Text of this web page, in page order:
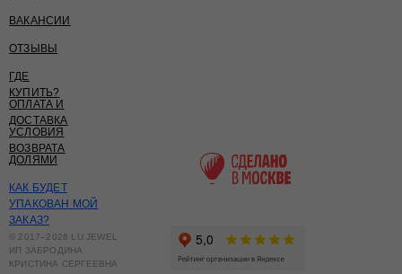
© 2017–2026 LU JEWEL
ИП ЗАБРОДИНА
КРИСТИНА СЕРГЕЕВНА
ОПЛАТА И
ДОСТАВКА
УСЛОВИЯ
ВОЗВРАТА
ОТЗЫВЫ
ГДЕ
КУПИТЬ?
КАК БУДЕТ
УПАКОВАН МОЙ
ЗАКАЗ?
ВАКАНСИИ
ДОЛЯМИ